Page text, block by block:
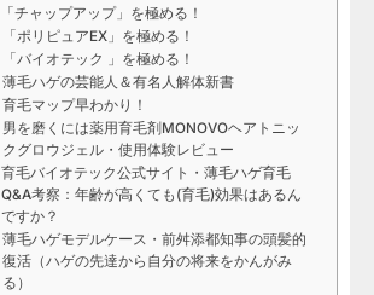
「チャップアップ」を極める！
「ポリピュアEX」を極める！
「バイオテック 」を極める！
薄毛ハゲの芸能人＆有名人解体新書
育毛マップ早わかり！
男を磨くには薬用育毛剤MONOVOヘアトニッ
クグロウジェル・使用体験レビュー
育毛バイオテック公式サイト・薄毛ハゲ育毛
Q&A考察：年齢が高くても(育毛)効果はあるん
ですか？
薄毛ハゲモデルケース・前舛添都知事の頭髪的
復活（ハゲの先達から自分の将来をかんがみ
る）